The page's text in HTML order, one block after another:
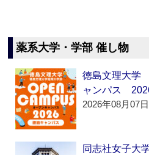
薬系大学・学部 催し物
徳島文理大学
ャンパス
2026年08月07
同志社女子大